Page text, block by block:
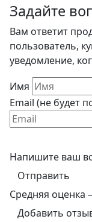
Задайте
Вам ответит
пользователь,
уведомление,
Имя
Email (не будет
Напишите ваш
Отправить
Средняя оценка
Добавить